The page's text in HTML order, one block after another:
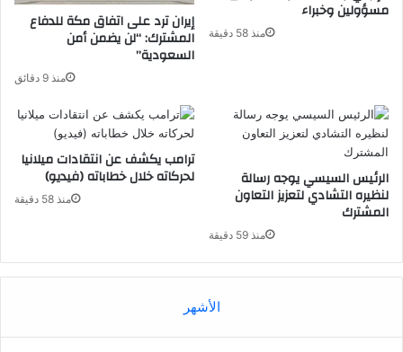
إيران ترد على اتفاق مكة للدفاع
المشترك: “لن يضمن أمن
السعودية”
منذ 9 دقائق
مسؤولين وخبراء
منذ 58 دقيقة
ترامب يكشف عن انتقادات ميلانيا
لحركاته خلال خطاباته (فيديو)
منذ 58 دقيقة
الرئيس السيسي يوجه رسالة
لنظيره التشادي لتعزيز التعاون
المشترك
منذ 59 دقيقة
الأشهر